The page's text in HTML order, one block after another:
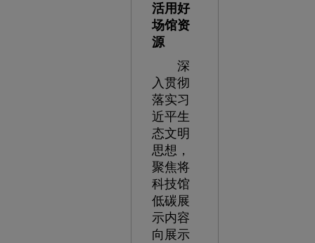
活用好
场馆资
源
深
入贯彻
落实习
近平生
态文明
思想，
聚焦将
科技馆
低碳展
示内容
向展示